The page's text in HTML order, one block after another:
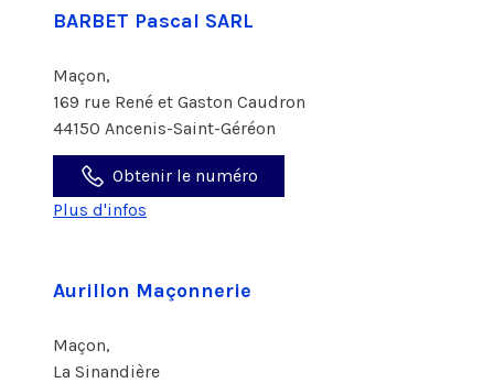
BARBET Pascal SARL
Maçon,
169 rue René et Gaston Caudron
44150 Ancenis-Saint-Géréon
Obtenir le numéro
Plus d'infos
Aurillon Maçonnerie
Maçon,
La Sinandière